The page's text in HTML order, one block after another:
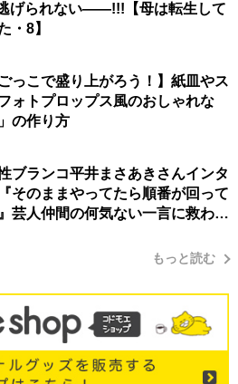
げられない――!!!【母は転生して
・8】
っこで盛り上がろう！】紙皿やス
ォトプロップス風のおしゃれな
の作り方
ブランコ平井まさあきさんインタ
そのままやってたら順番が回って
芸人仲間の何気ない一言に救われ
もっと読む